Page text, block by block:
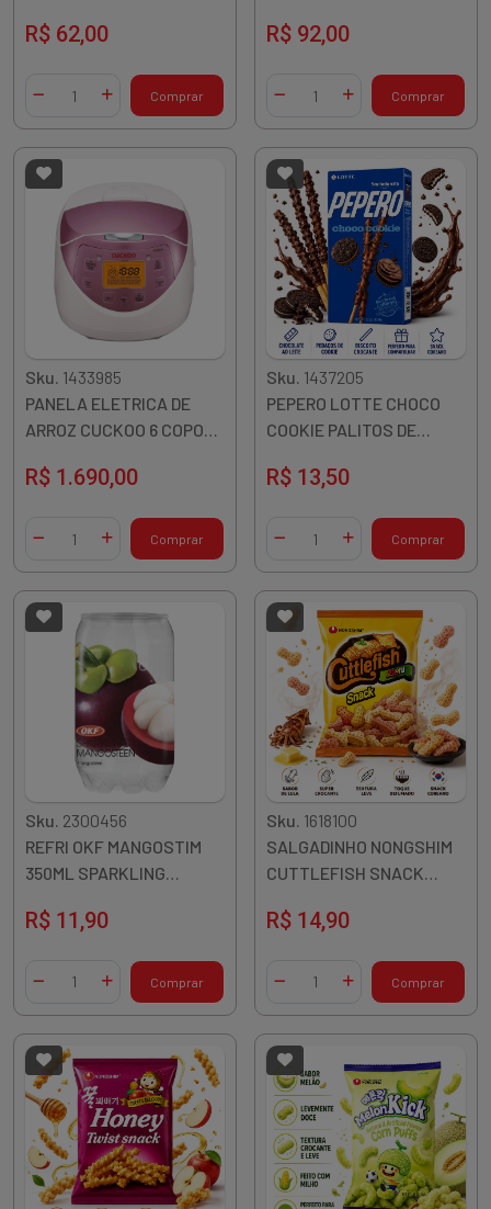
R$ 62,00
Diminuir QuantidadeAdicionar Quantidade
Comprar
R$ 92,00
Diminuir QuantidadeAdicionar Quantidade
Comprar
Sku. 1433985
PANELA ELETRICA DE
ARROZ CUCKOO 6 COPOS
R$ 1.690,00
Diminuir QuantidadeAdicionar Quantidade
Comprar
Sku. 1437205
PEPERO LOTTE CHOCO
COOKIE PALITOS DE
R$ 13,50
Diminuir QuantidadeAdicionar Quantidade
Comprar
Sku. 2300456
REFRI OKF MANGOSTIM
350ML SPARKLING
COREIA
R$ 11,90
Diminuir QuantidadeAdicionar Quantidade
Comprar
Sku. 1618100
SALGADINHO NONGSHIM
CUTTLEFISH SNACK
R$ 14,90
Diminuir QuantidadeAdicionar Quantidade
Comprar